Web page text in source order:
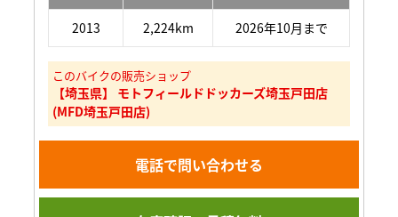
2013 2,224km 2026年10月まで
このバイクの販売ショップ
【埼玉県】 モトフィールドドッカーズ埼玉戸田店
(MFD埼玉戸田店)
電話で問い合わせる